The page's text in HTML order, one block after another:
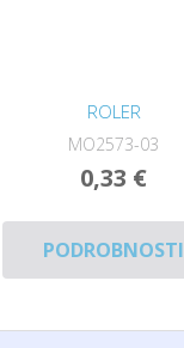
ROLER
MO2573-03
0,33 €
PODROBNOSTI